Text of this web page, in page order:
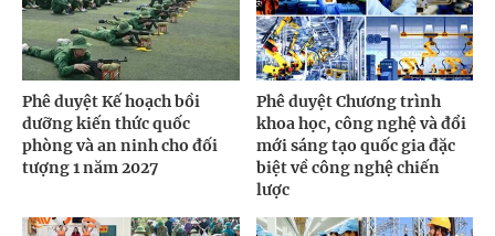
Phê duyệt Kế hoạch bồi
dưỡng kiến thức quốc
phòng và an ninh cho đối
tượng 1 năm 2027
Phê duyệt Chương trình
khoa học, công nghệ và đổi
mới sáng tạo quốc gia đặc
biệt về công nghệ chiến
lược